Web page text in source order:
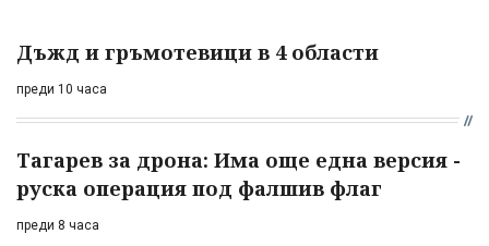
Дъжд и гръмотевици в 4 области
преди 10 часа
Тагарев за дрона: Има още една версия -
руска операция под фалшив флаг
преди 8 часа